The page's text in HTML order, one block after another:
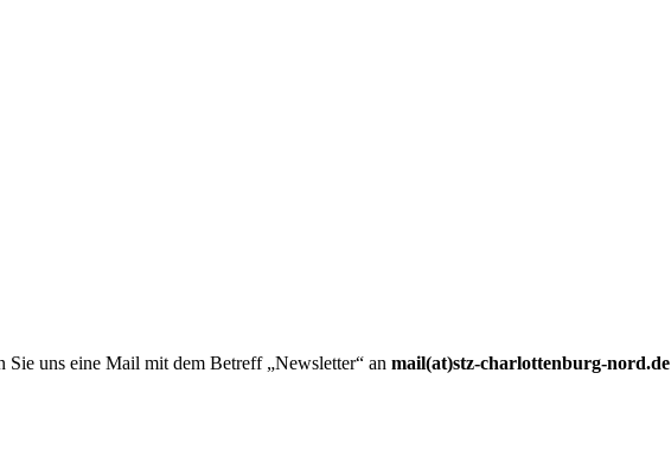
Sie uns eine Mail mit dem Betreff „Newsletter“ an mail(at)stz-charlottenburg-nord.de